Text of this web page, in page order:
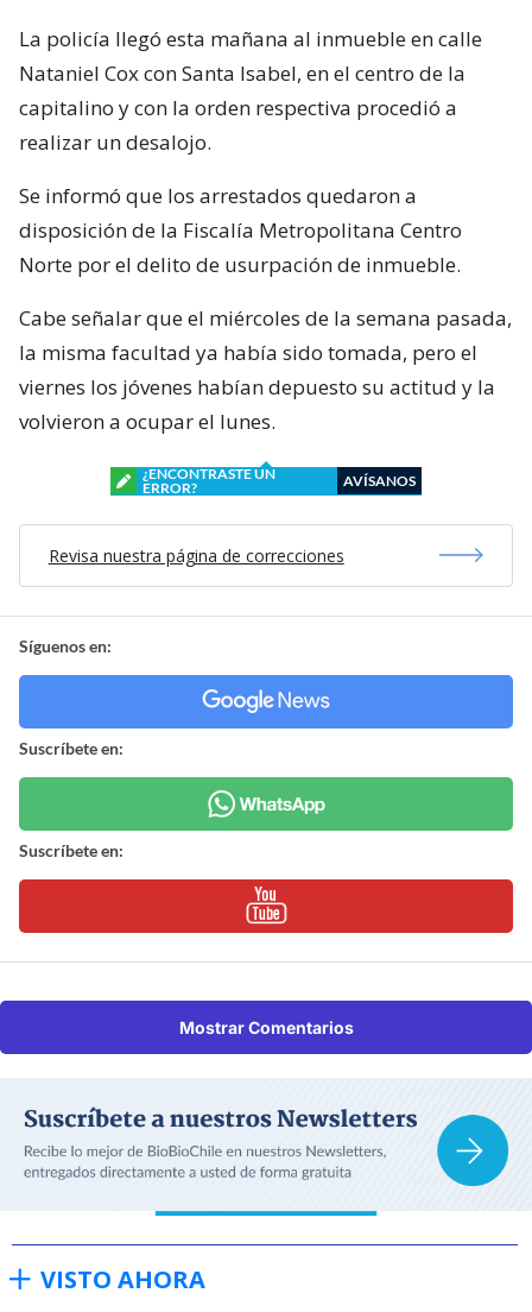
La policía llegó esta mañana al inmueble en calle
Nataniel Cox con Santa Isabel, en el centro de la
capitalino y con la orden respectiva procedió a
realizar un desalojo.
Se informó que los arrestados quedaron a
disposición de la Fiscalía Metropolitana Centro
Norte por el delito de usurpación de inmueble.
Cabe señalar que el miércoles de la semana pasada,
la misma facultad ya había sido tomada, pero el
viernes los jóvenes habían depuesto su actitud y la
volvieron a ocupar el lunes.
¿ENCONTRASTE UN
ERROR?
AVÍSANOS
Revisa nuestra página de correcciones
Síguenos en:
Suscríbete en:
Suscríbete en:
Mostrar Comentarios
VISTO AHORA